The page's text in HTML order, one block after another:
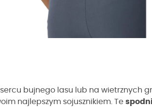
bujnego lasu lub na wietrznych
najlepszym sojusznikiem. Te